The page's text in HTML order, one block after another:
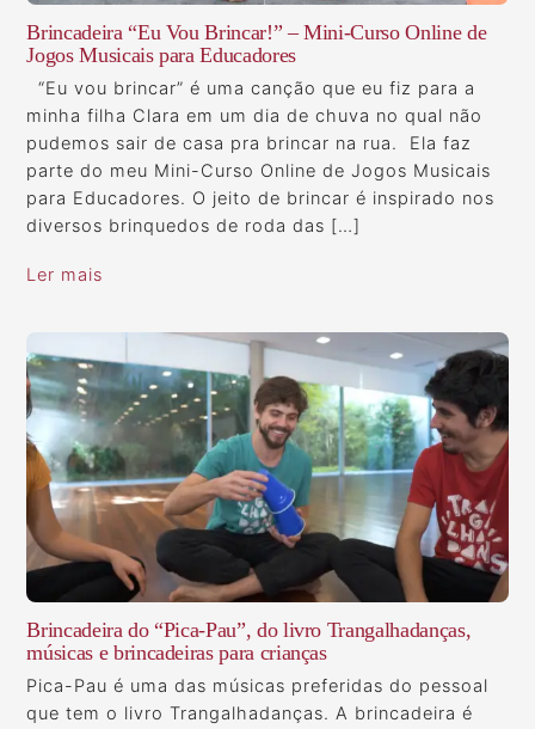
Brincadeira “Eu Vou Brincar!” – Mini-Curso Online de
Jogos Musicais para Educadores
“Eu vou brincar” é uma canção que eu fiz para a
minha filha Clara em um dia de chuva no qual não
pudemos sair de casa pra brincar na rua. Ela faz
parte do meu Mini-Curso Online de Jogos Musicais
para Educadores. O jeito de brincar é inspirado nos
diversos brinquedos de roda das […]
Ler mais
Brincadeira do “Pica-Pau”, do livro Trangalhadanças,
músicas e brincadeiras para crianças
Pica-Pau é uma das músicas preferidas do pessoal
que tem o livro Trangalhadanças. A brincadeira é